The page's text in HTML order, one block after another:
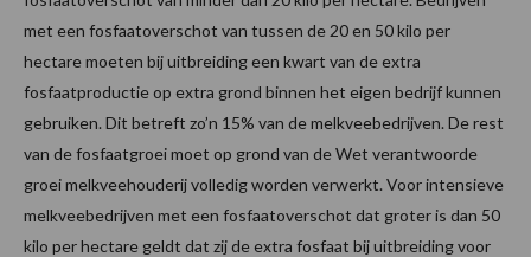
met een fosfaatoverschot van tussen de 20 en 50 kilo per
hectare moeten bij uitbreiding een kwart van de extra
fosfaatproductie op extra grond binnen het eigen bedrijf kunnen
gebruiken. Dit betreft zo’n 15% van de melkveebedrijven. De rest
van de fosfaatgroei moet op grond van de Wet verantwoorde
groei melkveehouderij volledig worden verwerkt. Voor intensieve
melkveebedrijven met een fosfaatoverschot dat groter is dan 50
kilo per hectare geldt dat zij de extra fosfaat bij uitbreiding voor